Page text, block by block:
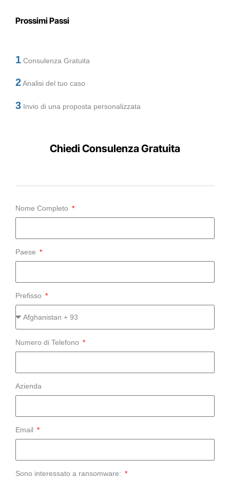
Prossimi Passi
1 Consulenza Gratuita
2Analisi del tuo caso
3 Invio di una proposta personalizzata
Chiedi Consulenza Gratuita
Nome Completo
Paese
Prefisso
Numero di Telefono
Azienda
Email
Sono interessato a ransomware: